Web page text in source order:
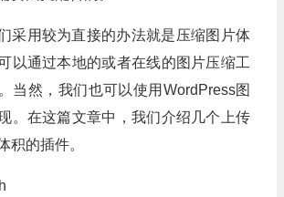
采用较为直接的办法就是压缩图片体
以通过本地的或者在线的图片压缩工
当然，我们也可以使用WordPress图
。在这篇文章中，我们介绍几个上传
积的插件。